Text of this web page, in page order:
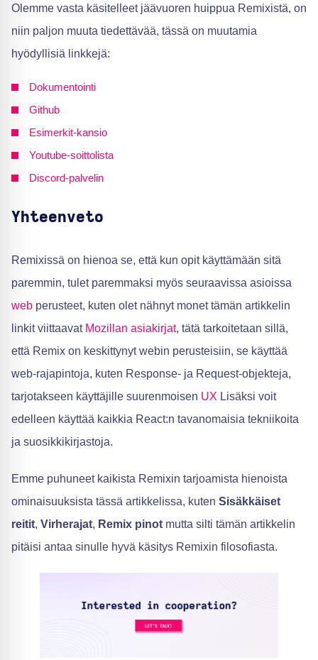
Olemme vasta käsitelleet jäävuoren huippua Remixistä, on
niin paljon muuta tiedettävää, tässä on muutamia
hyödyllisiä linkkejä:
Dokumentointi
Github
Esimerkit-kansio
Youtube-soittolista
Discord-palvelin
Yhteenveto
Remixissä on hienoa se, että kun opit käyttämään sitä
paremmin, tulet paremmaksi myös seuraavissa asioissa
web perusteet, kuten olet nähnyt monet tämän artikkelin
linkit viittaavat Mozillan asiakirjat, tätä tarkoitetaan sillä,
että Remix on keskittynyt webin perusteisiin, se käyttää
web-rajapintoja, kuten Response- ja Request-objekteja,
tarjotakseen käyttäjille suurenmoisen UX Lisäksi voit
edelleen käyttää kaikkia React:n tavanomaisia tekniikoita
ja suosikkikirjastoja.
Emme puhuneet kaikista Remixin tarjoamista hienoista
ominaisuuksista tässä artikkelissa, kuten Sisäkkäiset
reitit, Virherajat, Remix pinot mutta silti tämän artikkelin
pitäisi antaa sinulle hyvä käsitys Remixin filosofiasta.